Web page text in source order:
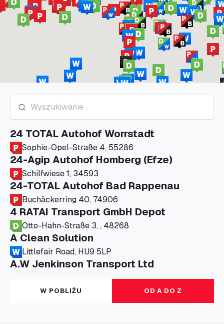
24 TOTAL Autohof Worrstadt
Sophie-Opel-Straße 4, 55286
24-Agip Autohof Homberg (Efze)
Schilfwiese 1, 34593
24-TOTAL Autohof Bad Rappenau
Buchäckerring 40, 74906
4 RATAI Transport GmbH Depot
Otto-Hahn-Straße 3, , 48268
A Clean Solution
Littlefair Road, HU9 5LP
A.W Jenkinson Transport Ltd
Progress House, ME11 5GA
A+G Nettetal - Depot Parking
Am Panneschopp 7, 41334
W POBLIŻU OD A DO Z